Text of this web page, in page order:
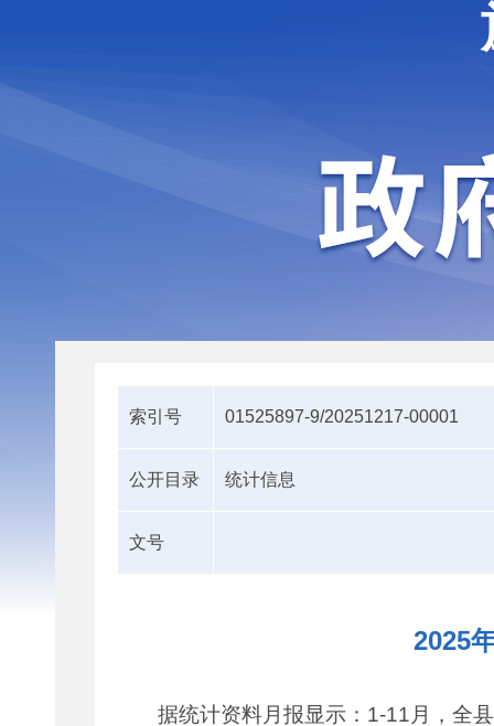
索引号 01525897-9/20251217-00001
公开目录 统计信息
文号
2025
据统计资料月报显示：1-11月，全